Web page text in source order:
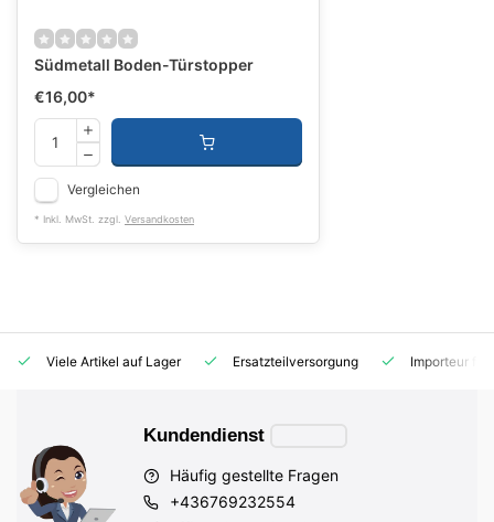
Südmetall Boden-Türstopper
€16,00*
Vergleichen
* Inkl. MwSt. zzgl. Versandkosten
Viele Artikel auf Lager Ersatzteilversorgung Importeur für
Kundendienst
Häufig gestellte Fragen
+436769232554